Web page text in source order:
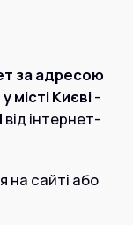
за адресою
місті Києві-
від інтернет-
на сайті або